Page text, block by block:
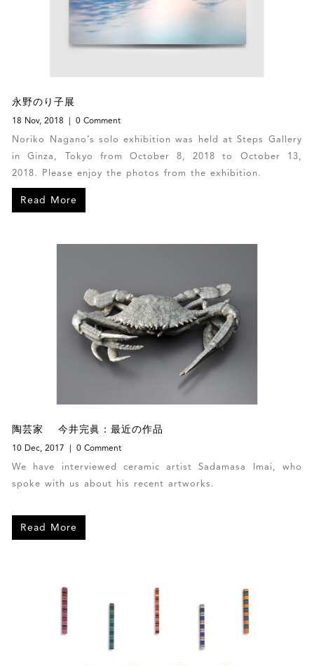
永野のり子展
18 Nov, 2018 0 Comment
Noriko Nagano’s solo exhibition was held at Steps Gallery
in Ginza, Tokyo from October 8, 2018 to October 13,
2018. Please enjoy the photos from the exhibition.
Read More
陶芸家 今井完眞：最近の作品
10 Dec, 2017 0 Comment
We have interviewed ceramic artist Sadamasa Imai, who
spoke with us about his recent artworks.
Read More